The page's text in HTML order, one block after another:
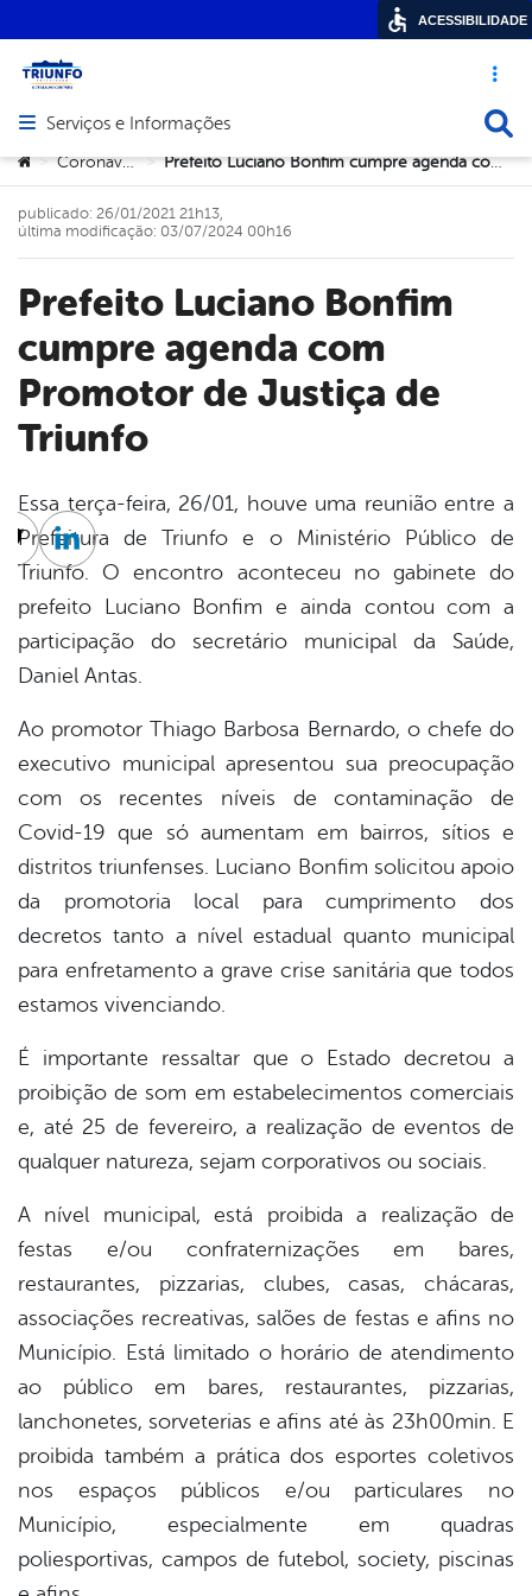
Acesso
Abrir menu principal de navegação
Serviços e Informações
Você está aqui:
> Coronavírus > Prefeito Luciano Bonfim cumpre agenda com Promotor de Justiça de Triunfo
Prefeito Luciano Bonfim
cumpre agenda com
Promotor de Justiça de
Triunfo
publicado: 26/01/2021 21h13,
última modificação: 03/07/2024 00h16
Essa terça-feira, 26/01, houve uma reunião entre a
Prefeitura de Triunfo e o Ministério Público de
Triunfo. O encontro aconteceu no gabinete do
prefeito Luciano Bonfim e ainda contou com a
participação do secretário municipal da Saúde,
Daniel Antas.
Ao promotor Thiago Barbosa Bernardo, o chefe do
executivo municipal apresentou sua preocupação
com os recentes níveis de contaminação de
Covid-19 que só aumentam em bairros, sítios e
distritos triunfenses. Luciano Bonfim solicitou apoio
da promotoria local para cumprimento dos
decretos tanto a nível estadual quanto municipal
para enfretamento a grave crise sanitária que todos
estamos vivenciando.
É importante ressaltar que o Estado decretou a
proibição de som em estabelecimentos comerciais
e, até 25 de fevereiro, a realização de eventos de
qualquer natureza, sejam corporativos ou sociais.
A nível municipal, está proibida a realização de
festas e/ou confraternizações em bares,
restaurantes, pizzarias, clubes, casas, chácaras,
associações recreativas, salões de festas e afins no
Município. Está limitado o horário de atendimento
ao público em bares, restaurantes, pizzarias,
lanchonetes, sorveterias e afins até às 23h00min. E
proibida também a prática dos esportes coletivos
nos espaços públicos e/ou particulares no
Município, especialmente em quadras
poliesportivas, campos de futebol, society, piscinas
TwitterLinkedin
ACESSIBILIDADE